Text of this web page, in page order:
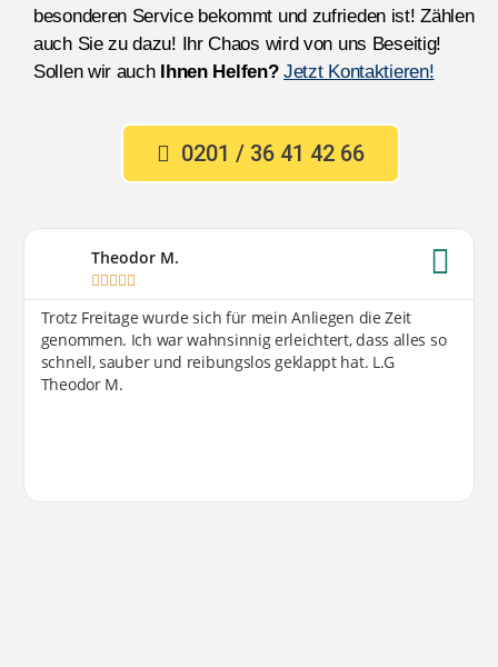
besonderen Service bekommt und zufrieden ist! Zählen
auch Sie zu dazu! Ihr Chaos wird von uns Beseitig!
Sollen wir auch Ihnen Helfen? Jetzt Kontaktieren!
0201 / 36 41 42 66
Theodor M.
    
Trotz Freitage wurde sich für mein Anliegen die Zeit
genommen. Ich war wahnsinnig erleichtert, dass alles so
schnell, sauber und reibungslos geklappt hat. L.G
Theodor M.